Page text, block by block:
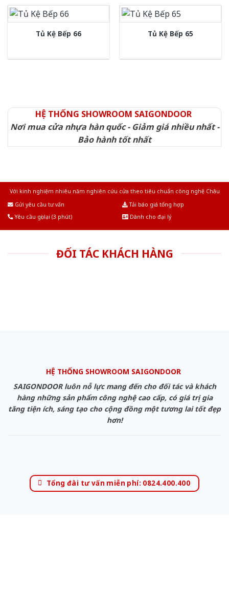
Tủ Kệ Bếp 66 Tủ Kệ Bếp 65
HỆ THỐNG SHOWROOM SAIGONDOOR
Nơi mua cửa nhựa hàn quốc - Giảm giá nhiều nhất -
Bảo hành tốt nhất
Với kinh nghiệm nhiêu năm nghiên cứu cửa theo tiêu chuẩn công nghệ Châu
Gửi yêu cầu tư vấn
Tải báo giá tổng hợp
Yêu cầu gọi lại (3 phút)
Dành cho đại lý
ĐỐI TÁC KHÁCH HÀNG
HỆ THỐNG SHOWROOM SAIGONDOOR
SAIGONDOOR luôn nỗ lực mang đến cho đối tác và khách
hàng những sản phẩm công nghệ cao cấp, có giá trị gia
tăng tiện ích, sáng tạo cho cộng đồng một tương lai tốt đẹp
hơn!
Tổng đài tư vấn miễn phí: 0824.400.400